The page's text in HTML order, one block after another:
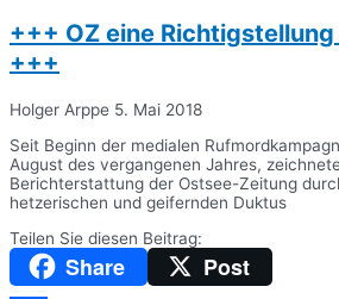
+++ OZ eine
+++
Holger Arppe 5. Mai 2018
Seit Beginn der medialen
August des vergangenen Jahres,
Berichterstattung der Ostsee-Zeitung
hetzerischen und geifernden Duktus
Teilen Sie diesen Beitrag:
Share Post